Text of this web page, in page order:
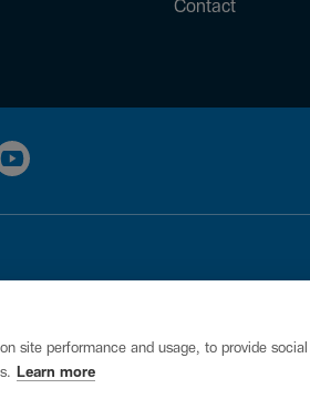
Contact
site performance and usage, to provide
Learn more